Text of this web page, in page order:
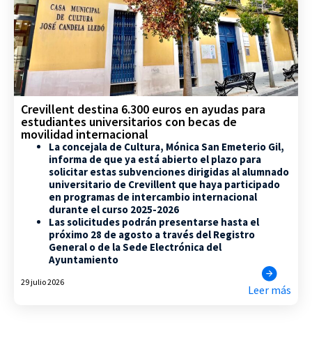
Crevillent destina 6.300 euros en ayudas para
estudiantes universitarios con becas de
movilidad internacional
La concejala de Cultura, Mónica San Emeterio Gil,
informa de que ya está abierto el plazo para
solicitar estas subvenciones dirigidas al alumnado
universitario de Crevillent que haya participado
en programas de intercambio internacional
durante el curso 2025-2026
Las solicitudes podrán presentarse hasta el
próximo 28 de agosto a través del Registro
General o de la Sede Electrónica del
Ayuntamiento
29 julio 2026
Leer más